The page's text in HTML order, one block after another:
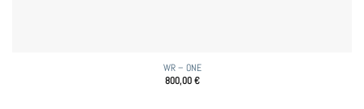
WR – ONE
800,00€